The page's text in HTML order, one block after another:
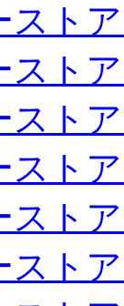
スト
スト
スト
スト
スト
スト